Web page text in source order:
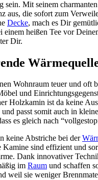
sein. Mit seinem
aus, die sofort zum
Decke, mach es Dir
einem heißen Tee vor
Dir.
Wohnraum teuer und oft
und
Holzkamin ist da keine
passt somit auch in
es gleich nach
keine Abstriche bei der
Kamine sind effizient und
Dank innovativer
im Raum und schaffen
weil sie weniger